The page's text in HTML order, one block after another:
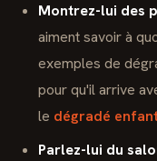
Montrez-lui des
aiment savoir à
exemples de
pour qu'il arrive
le dégradé
Parlez-lui du